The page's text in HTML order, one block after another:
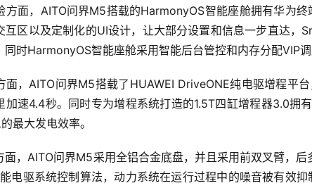
方面，AITO问界M5搭载的HarmonyOS智能座舱拥有华为
互区以及定制化的UI设计，让大部分设置和信息一步直达，
同时HarmonyOS智能座舱采用智能后台管控和内存分配VIP调
面，AITO问界M5搭载了HUAWEI DriveONE纯电驱增程平
加速4.4秒。同时专为增程系统打造的1.5T四缸增程器3.0拥
最大发电效率。
面，AITO问界M5采用全铝合金底盘，并且采用前双叉臂，
电驱系统控制算法，动力系统在运行过程中的噪音被有效